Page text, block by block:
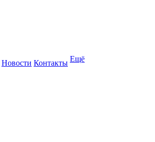
Новости Контакты Ещё